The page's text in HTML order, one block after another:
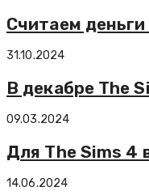
Считаем
31.10.2024
В декабре The
09.03.2024
Для The Sims 4
14.06.2024